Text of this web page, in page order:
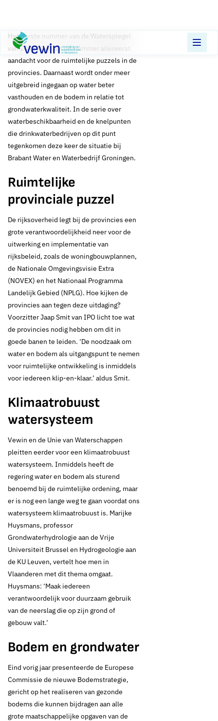
Direct naar content
Terug naar de startpagina
Het eerste nummer van de Waterspiegel
van 2023 is uit. In dit nummer allereerst
aandacht voor de ruimtelijke puzzels in de
provincies. Daarnaast wordt onder meer
uitgebreid ingegaan op water beter
vasthouden en de bodem in relatie tot
grondwaterkwaliteit. In de serie over
waterbeschikbaarheid en de knelpunten
die drinkwaterbedrijven op dit punt
tegenkomen deze keer de situatie bij
Brabant Water en Waterbedrijf Groningen.
Ruimtelijke
provinciale puzzel
De rijksoverheid legt bij de provincies een
grote verantwoordelijkheid neer voor de
uitwerking en implementatie van
rijksbeleid, zoals de woningbouwplannen,
de Nationale Omgevingsvisie Extra
(NOVEX) en het Nationaal Programma
Landelijk Gebied (NPLG). Hoe kijken de
provincies aan tegen deze uitdaging?
Voorzitter Jaap Smit van IPO licht toe wat
de provincies nodig hebben om dit in
goede banen te leiden. ‘De noodzaak om
water en bodem als uitgangspunt te nemen
voor ruimtelijke ontwikkeling is inmiddels
voor iedereen klip-en-klaar.’ aldus Smit.
Klimaatrobuust
watersysteem
Vewin en de Unie van Waterschappen
pleitten eerder voor een klimaatrobuust
watersysteem. Inmiddels heeft de
regering water en bodem als sturend
benoemd bij de ruimtelijke ordening, maar
er is nog een lange weg te gaan voordat ons
watersysteem klimaatrobuust is. Marijke
Huysmans, professor
Grondwaterhydrologie aan de Vrije
Universiteit Brussel en Hydrogeologie aan
de KU Leuven, vertelt hoe men in
Vlaanderen met dit thema omgaat.
Huysmans: ‘Maak iedereen
verantwoordelijk voor duurzaam gebruik
van de neerslag die op zijn grond of
gebouw valt.’
Bodem en grondwater
Eind vorig jaar presenteerde de Europese
Commissie de nieuwe Bodemstrategie,
gericht op het realiseren van gezonde
bodems die kunnen bijdragen aan alle
grote maatschappelijke opgaven van de